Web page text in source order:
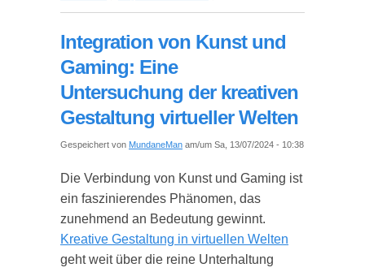
Integration von Kunst und
Gaming: Eine
Untersuchung der kreativen
Gestaltung virtueller Welten
Gespeichert von MundaneMan am/um Sa, 13/07/2024 - 10:38
Die Verbindung von Kunst und Gaming ist
ein faszinierendes Phänomen, das
zunehmend an Bedeutung gewinnt.
Kreative Gestaltung in virtuellen Welten
geht weit über die reine Unterhaltung